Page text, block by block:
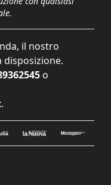
il nostro
disposizione.
o
.